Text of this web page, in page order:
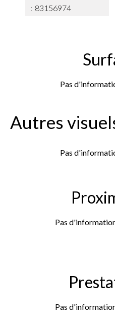
83156974
Pas
Autres
Pas
Pas
Pas